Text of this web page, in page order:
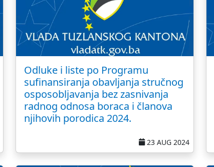
Odluke i liste po Programu
sufinansiranja obavljanja stručnog
osposobljavanja bez zasnivanja
radnog odnosa boraca i članova
njihovih porodica 2024.
23 AUG 2024